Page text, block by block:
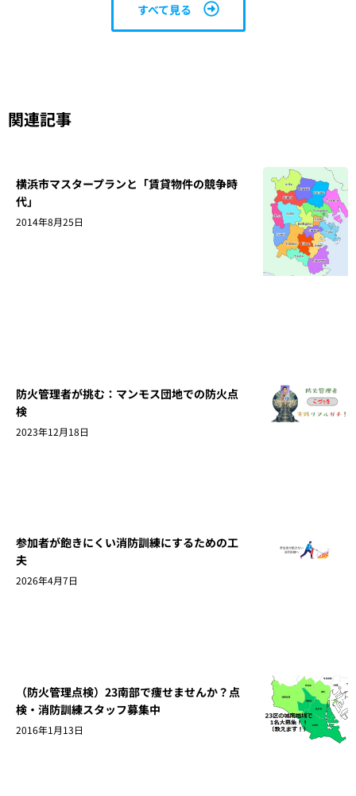
すべて見る
関連記事
横浜市マスタープランと「賃貸物件の競争時
代」
2014年8月25日
防火管理者が挑む：マンモス団地での防火点
検
2023年12月18日
参加者が飽きにくい消防訓練にするための工
夫
2026年4月7日
（防火管理点検）23南部で痩せませんか？点
検・消防訓練スタッフ募集中
2016年1月13日